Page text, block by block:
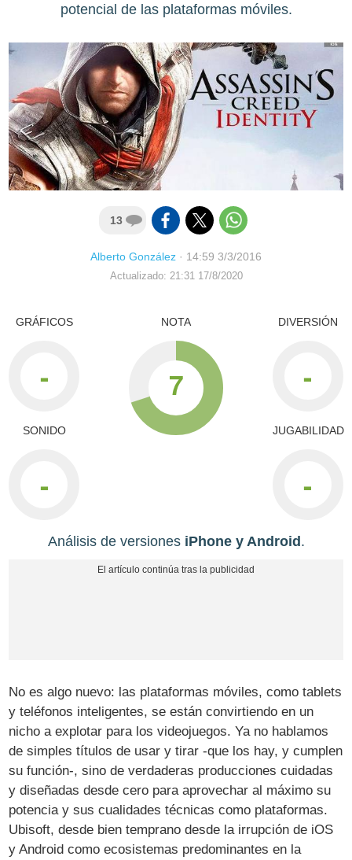
potencial de las plataformas móviles.
13
Alberto González · 14:59 3/3/2016
Actualizado: 21:31 17/8/2020
GRÁFICOS
-
SONIDO
-
NOTA
7
DIVERSIÓN
-
JUGABILIDAD
-
Análisis de versiones iPhone y Android.
No es algo nuevo: las plataformas móviles, como tablets
y teléfonos inteligentes, se están convirtiendo en un
nicho a explotar para los videojuegos. Ya no hablamos
de simples títulos de usar y tirar -que los hay, y cumplen
su función-, sino de verdaderas producciones cuidadas
y diseñadas desde cero para aprovechar al máximo su
potencia y sus cualidades técnicas como plataformas.
Ubisoft, desde bien temprano desde la irrupción de iOS
y Android como ecosistemas predominantes en la